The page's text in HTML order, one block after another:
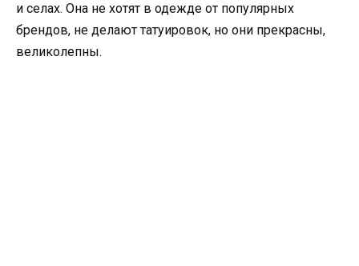
и селах. Она не хотят в одежде от популярных
брендов, не делают татуировок, но они прекрасны,
великолепны.